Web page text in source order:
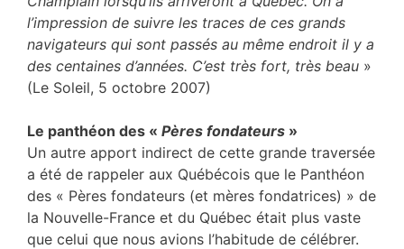
l’impression de suivre les traces de ces grands
navigateurs qui sont passés au même endroit il y a
des centaines d’années. C’est très fort, très beau »
(Le Soleil, 5 octobre 2007)
Le panthéon des « Pères fondateurs »
Un autre apport indirect de cette grande traversée
a été de rappeler aux Québécois que le Panthéon
des « Pères fondateurs (et mères fondatrices) » de
la Nouvelle-France et du Québec était plus vaste
que celui que nous avions l’habitude de célébrer.